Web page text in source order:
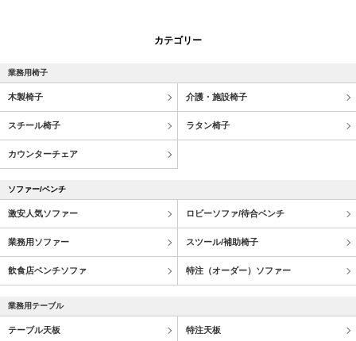
カテゴリー
業務用椅子
木製椅子 介護・施設椅子
スチール椅子 ラタン椅子
カウンターチェア
ソファー/ベンチ
激安人気ソファー ロビーソファ/待合ベンチ
業務用ソファー スツール/補助椅子
飲食店ベンチソファ 特注（オーダー）ソファー
業務用テーブル
テーブル天板 特注天板